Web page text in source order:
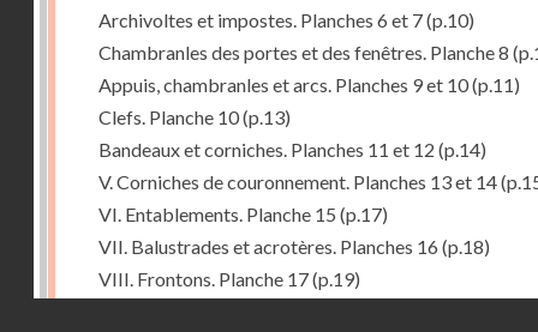
Archivoltes et impostes. Planches 6 et 7(p.10)
Chambranles des portes et des fenêtres. Planche 8
Appuis, chambranles et arcs. Planches 9 et 10(p.11)
Clefs. Planche 10(p.13)
Bandeaux et corniches. Planches 11 et 12 (p.14)
V. Corniches de couronnement. Planches 13 et 14
VI. Entablements. Planche 15 (p.17)
VII. Balustrades et acrotères. Planches 16 (p.18)
VIII. Frontons. Planche 17(p.19)